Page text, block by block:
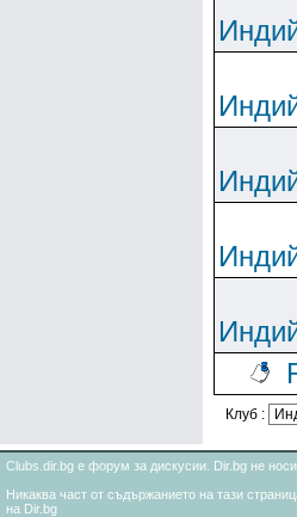
Клуб :
Clubs.dir.bg е форум за дискусии. Dir.bg не
Никаква част от съдържанието на тази
на Dir.bg